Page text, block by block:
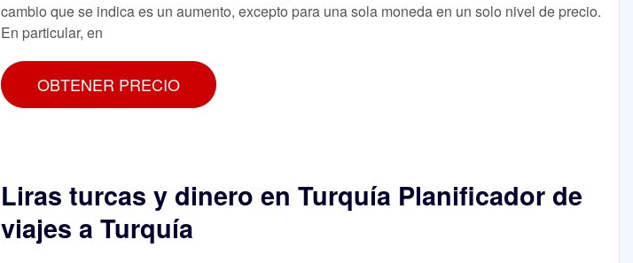
cambio que se indica es un aumento, excepto para una sola moneda en un solo nivel de precio.
En particular, en
OBTENER PRECIO
Liras turcas y dinero en Turquía Planificador de
viajes a Turquía